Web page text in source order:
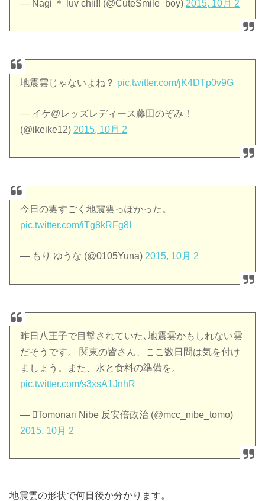
— Nagi ＊ luv chii!! (@CuteSmile_boy) 2015, 10月 2
地震雲じゃないよね？ pic.twitter.com/jK4DTp0v9G
— イケ@レッズレディース藤田のぞみ！
(@ikeike12) 2015, 10月 2
今日の雲すごく地震雲っぽかった。
pic.twitter.com/iTg8kRFg8I
— もり ゆうな (@0105Yuna) 2015, 10月 2
昨日八王子で目撃されていた､地震雲かもしれない雲
だそうです。 関東の皆さん、ここ数日間は気を付け
ましょう。また、水と食料の準備を。
pic.twitter.com/s3xsA1JnhR
— Tomonari Nibe 反安倍政治 (@mcc_nibe_tomo)
2015, 10月 2
地震雲の形状で何日後か分かります。